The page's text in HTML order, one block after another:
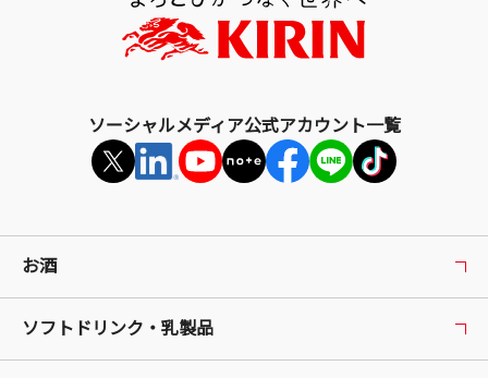
ソーシャルメディア公式アカウント一覧
お酒
ソフトドリンク・乳製品